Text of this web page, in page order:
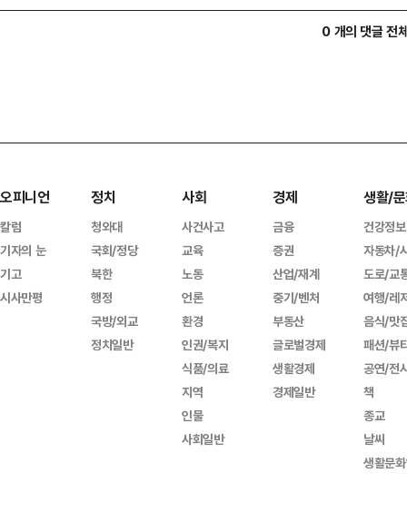
0 개의 댓글 전
오피니언
칼럼
기자의 눈
기고
시사만평
정치
청와대
국회/정당
북한
행정
국방/외교
정치일반
사회
사건사고
교육
노동
언론
환경
인권/복지
식품/의료
지역
인물
사회일반
경제
금융
증권
산업/재계
중기/벤처
부동산
글로벌경제
생활경제
경제일반
생활/
건강정보
자동차/
도로/교
여행/레
음식/맛
패션/뷰
공연/전
책
종교
날씨
생활문